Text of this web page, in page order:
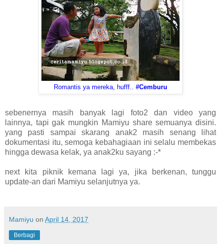
Romantis ya mereka, hufff.. #Cemburu
sebenernya masih banyak lagi foto2 dan video yang
lainnya, tapi gak mungkin Mamiyu share semuanya disini.
yang pasti sampai skarang anak2 masih senang lihat
dokumentasi itu, semoga kebahagiaan ini selalu membekas
hingga dewasa kelak, ya anak2ku sayang :-*
next kita piknik kemana lagi ya, jika berkenan, tunggu
update-an dari Mamiyu selanjutnya ya.
Mamiyu on April 14, 2017
Berbagi